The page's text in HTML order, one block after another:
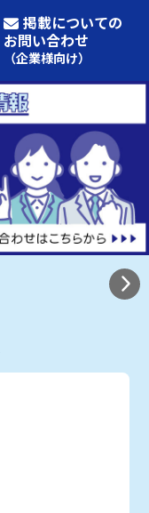
掲載についての
お問い合わせ
（企業様向け）